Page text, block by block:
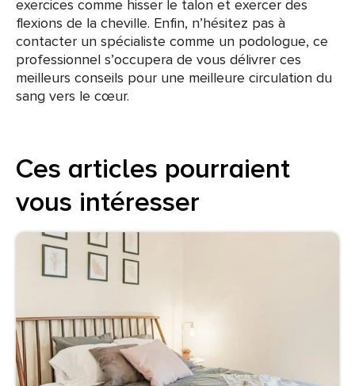
exercices comme hisser le talon et exercer des
flexions de la cheville. Enfin, n’hésitez pas à
contacter un spécialiste comme un podologue, ce
professionnel s’occupera de vous délivrer ces
meilleurs conseils pour une meilleure circulation du
sang vers le cœur.
Ces articles pourraient
vous intéresser